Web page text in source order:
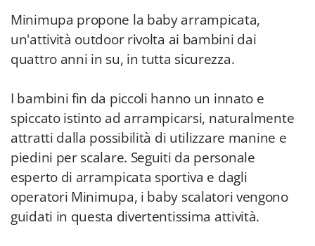
Minimupa propone la baby arrampicata,
un'attività outdoor rivolta ai bambini dai
quattro anni in su, in tutta sicurezza.
I bambini fin da piccoli hanno un innato e
spiccato istinto ad arrampicarsi, naturalmente
attratti dalla possibilità di utilizzare manine e
piedini per scalare. Seguiti da personale
esperto di arrampicata sportiva e dagli
operatori Minimupa, i baby scalatori vengono
guidati in questa divertentissima attività.